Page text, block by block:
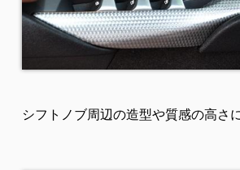
シフトノブ周辺の造型や質感の高さ